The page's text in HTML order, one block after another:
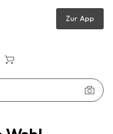
Zur App